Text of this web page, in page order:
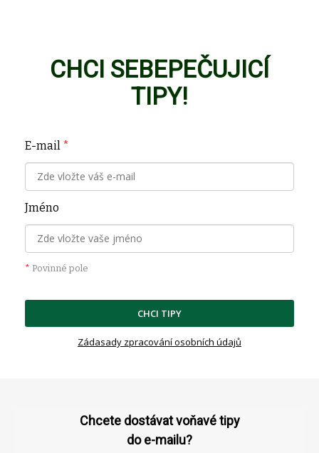
CHCI SEBEPEČUJICÍ
TIPY!
E-mail *
Jméno
* Povinné pole
CHCI TIPY
Zádasady zpracování osobních údajů
Chcete dostávat voňavé tipy
do e-mailu?